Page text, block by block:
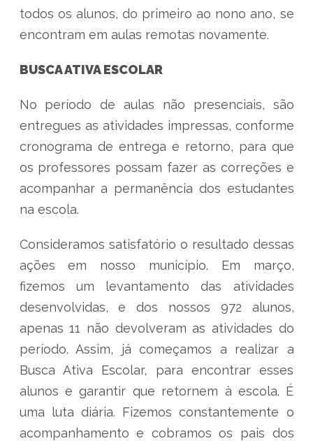
todos os alunos, do primeiro ao nono ano, se
encontram em aulas remotas novamente.
BUSCA ATIVA ESCOLAR
No período de aulas não presenciais, são
entregues as atividades impressas, conforme
cronograma de entrega e retorno, para que
os professores possam fazer as correções e
acompanhar a permanência dos estudantes
na escola.
Consideramos satisfatório o resultado dessas
ações em nosso município. Em março,
fizemos um levantamento das atividades
desenvolvidas, e dos nossos 972 alunos,
apenas 11 não devolveram as atividades do
período. Assim, já começamos a realizar a
Busca Ativa Escolar, para encontrar esses
alunos e garantir que retornem à escola. É
uma luta diária. Fizemos constantemente o
acompanhamento e cobramos os pais dos